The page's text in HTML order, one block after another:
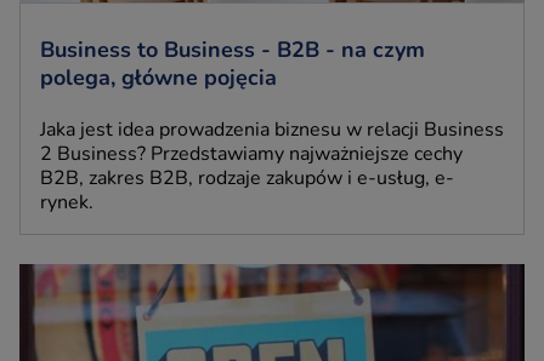
Business to Business - B2B - na czym
polega, główne pojęcia
Jaka jest idea prowadzenia biznesu w relacji Business
2 Business? Przedstawiamy najważniejsze cechy
B2B, zakres B2B, rodzaje zakupów i e-usług, e-
rynek.